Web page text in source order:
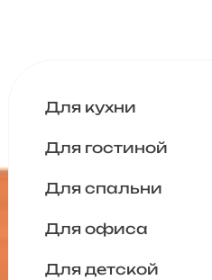
Для кухни
Для гостиной
Для спальни
Для офиса
Для детской